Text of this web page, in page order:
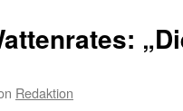
Redaktion